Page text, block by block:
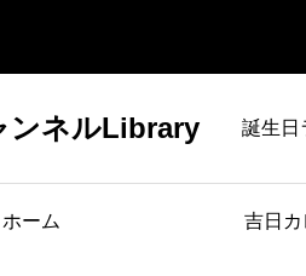
ンネルLibrary 誕生日
ホーム 吉日